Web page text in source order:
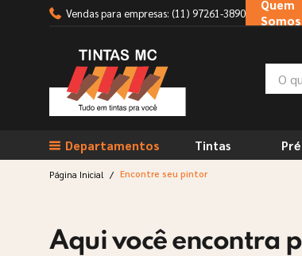
Vendas para empresas: (11) 97261-3890
Quem
Somos
Departamentos Tintas
Página Inicial / Encontre seu pintor
Aqui você encontra
TERMOS MAIS BUSCADOS
1º tinta suvinil
2º tinta branca
sherwin willians